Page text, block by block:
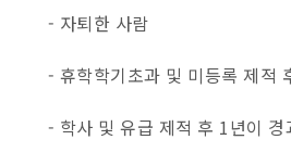
- 자퇴한 사람
- 휴학학기초과 및 미등록 제적
- 학사 및 유급 제적 후 1년이 경